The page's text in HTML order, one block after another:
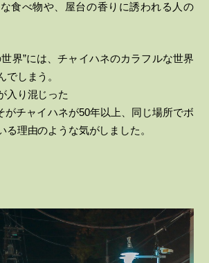
食べ物や、屋台の香りに誘われる人の
界”には、チャイハネのカラフルな世界
でしまう。
入り混じった
そがチャイハネが50年以上、同じ場所でボ
る理由のような気がしました。